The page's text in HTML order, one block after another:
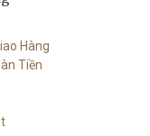
Hàng
Tiền